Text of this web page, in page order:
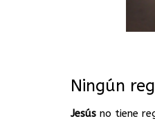
Ningún
Jesús no tiene